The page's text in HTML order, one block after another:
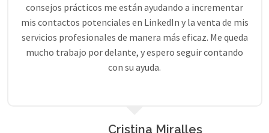
consejos prácticos me están ayudando a incrementar
mis contactos potenciales en LinkedIn y la venta de mis
servicios profesionales de manera más eficaz. Me queda
mucho trabajo por delante, y espero seguir contando
con su ayuda.
Cristina Miralles